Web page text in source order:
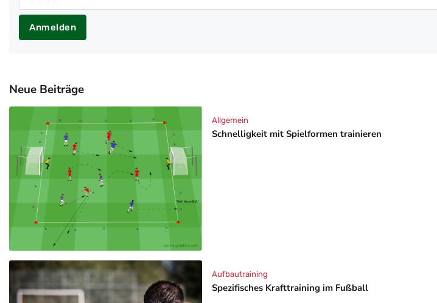
Anmelden
Neue Beiträge
Schnelligkeit mit Spielformen trainieren
Allgemein
Spezifisches Krafttraining im Fußball
Aufbautraining